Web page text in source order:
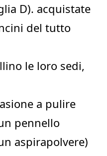
D). acquistate
del tutto
le loro sedi,
a pulire
pennello
aspirapolvere)